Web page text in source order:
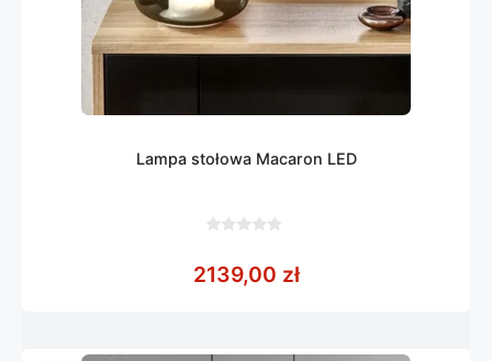
Lampa stołowa Macaron LED
5
2139,00 zł